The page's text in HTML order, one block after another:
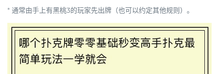
* 通常由手上有黑桃3的玩家先出牌（也可以约定其他规则）。